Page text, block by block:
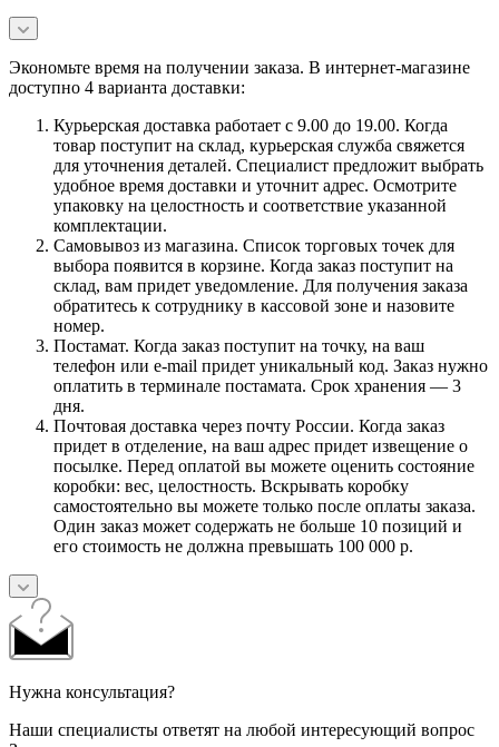
Экономьте время на получении заказа. В интернет-магазине
доступно 4 варианта доставки:
Курьерская доставка работает с 9.00 до 19.00. Когда
товар поступит на склад, курьерская служба свяжется
для уточнения деталей. Специалист предложит выбрать
удобное время доставки и уточнит адрес. Осмотрите
упаковку на целостность и соответствие указанной
комплектации.
Самовывоз из магазина. Список торговых точек для
выбора появится в корзине. Когда заказ поступит на
склад, вам придет уведомление. Для получения заказа
обратитесь к сотруднику в кассовой зоне и назовите
номер.
Постамат. Когда заказ поступит на точку, на ваш
телефон или e-mail придет уникальный код. Заказ нужно
оплатить в терминале постамата. Срок хранения — 3
дня.
Почтовая доставка через почту России. Когда заказ
придет в отделение, на ваш адрес придет извещение о
посылке. Перед оплатой вы можете оценить состояние
коробки: вес, целостность. Вскрывать коробку
самостоятельно вы можете только после оплаты заказа.
Один заказ может содержать не больше 10 позиций и
его стоимость не должна превышать 100 000 р.
Нужна консультация?
Наши специалисты ответят на любой интересующий вопрос